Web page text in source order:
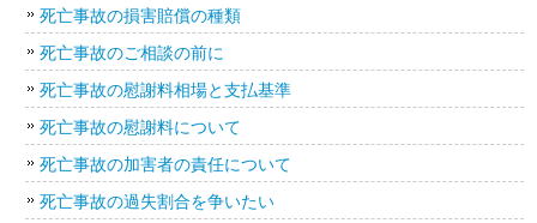
死亡事故の損害賠償の種類
死亡事故のご相談の前に
死亡事故の慰謝料相場と支払基準
死亡事故の慰謝料について
死亡事故の加害者の責任について
死亡事故の過失割合を争いたい